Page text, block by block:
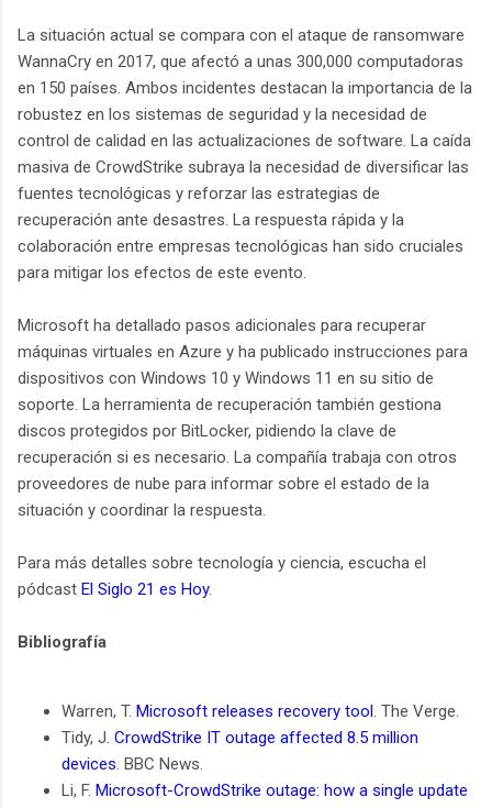
La situación actual se compara con el ataque de ransomware
WannaCry en 2017, que afectó a unas 300,000 computadoras
en 150 países. Ambos incidentes destacan la importancia de la
robustez en los sistemas de seguridad y la necesidad de
control de calidad en las actualizaciones de software. La caída
masiva de CrowdStrike subraya la necesidad de diversificar las
fuentes tecnológicas y reforzar las estrategias de
recuperación ante desastres. La respuesta rápida y la
colaboración entre empresas tecnológicas han sido cruciales
para mitigar los efectos de este evento.
Microsoft ha detallado pasos adicionales para recuperar
máquinas virtuales en Azure y ha publicado instrucciones para
dispositivos con Windows 10 y Windows 11 en su sitio de
soporte. La herramienta de recuperación también gestiona
discos protegidos por BitLocker, pidiendo la clave de
recuperación si es necesario. La compañía trabaja con otros
proveedores de nube para informar sobre el estado de la
situación y coordinar la respuesta.
Para más detalles sobre tecnología y ciencia, escucha el
pódcast El Siglo 21 es Hoy.
Bibliografía
Warren, T. Microsoft releases recovery tool. The Verge.
Tidy, J. CrowdStrike IT outage affected 8.5 million
devices. BBC News.
Li, F. Microsoft-CrowdStrike outage: how a single update